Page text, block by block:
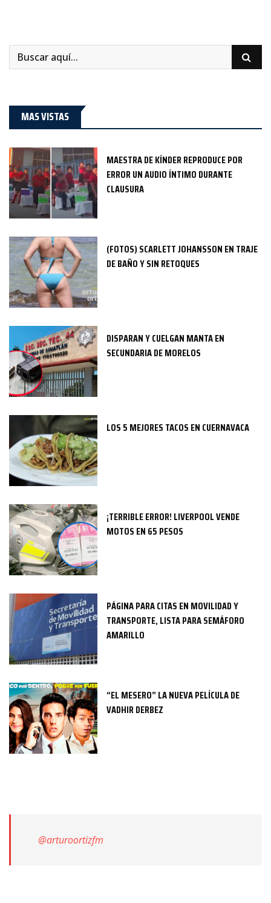
MAS VISTAS
MAESTRA DE KÍNDER REPRODUCE POR
ERROR UN AUDIO ÍNTIMO DURANTE
CLAUSURA
(FOTOS) SCARLETT JOHANSSON EN TRAJE
DE BAÑO Y SIN RETOQUES
DISPARAN Y CUELGAN MANTA EN
SECUNDARIA DE MORELOS
LOS 5 MEJORES TACOS EN CUERNAVACA
¡TERRIBLE ERROR! LIVERPOOL VENDE
MOTOS EN 65 PESOS
PÁGINA PARA CITAS EN MOVILIDAD Y
TRANSPORTE, LISTA PARA SEMÁFORO
AMARILLO
“EL MESERO” LA NUEVA PELÍCULA DE
VADHIR DERBEZ
@arturoortizfm